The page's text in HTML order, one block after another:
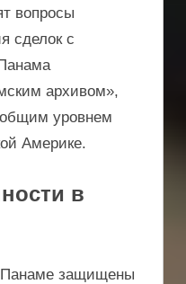
вопросы
сделок с
архивом»,
уровнем
Америке.
в
Панаме защищены